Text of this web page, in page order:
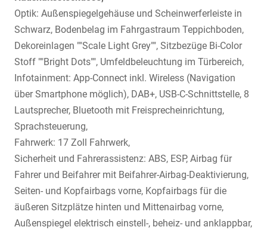
Optik: Außenspiegelgehäuse und Scheinwerferleiste in
Schwarz, Bodenbelag im Fahrgastraum Teppichboden,
Dekoreinlagen ""Scale Light Grey"", Sitzbezüge Bi-Color
Stoff ""Bright Dots"", Umfeldbeleuchtung im Türbereich,
Infotainment: App-Connect inkl. Wireless (Navigation
über Smartphone möglich), DAB+, USB-C-Schnittstelle, 8
Lautsprecher, Bluetooth mit Freisprecheinrichtung,
Sprachsteuerung,
Fahrwerk: 17 Zoll Fahrwerk,
Sicherheit und Fahrerassistenz: ABS, ESP, Airbag für
Fahrer und Beifahrer mit Beifahrer-Airbag-Deaktivierung,
Seiten- und Kopfairbags vorne, Kopfairbags für die
äußeren Sitzplätze hinten und Mittenairbag vorne,
Außenspiegel elektrisch einstell-, beheiz- und anklappbar,